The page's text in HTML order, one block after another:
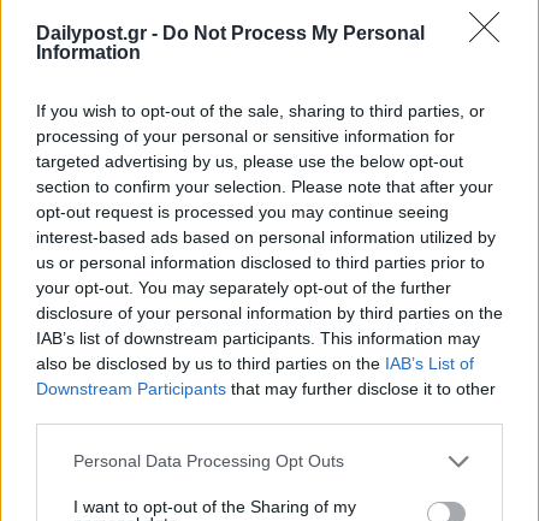
Dailypost.gr - Do Not Process My Personal
Information
If you wish to opt-out of the sale, sharing to third parties, or
processing of your personal or sensitive information for
targeted advertising by us, please use the below opt-out
section to confirm your selection. Please note that after your
opt-out request is processed you may continue seeing
interest-based ads based on personal information utilized by
us or personal information disclosed to third parties prior to
your opt-out. You may separately opt-out of the further
disclosure of your personal information by third parties on the
IAB’s list of downstream participants. This information may
also be disclosed by us to third parties on the IAB’s List of
Downstream Participants that may further disclose it to other
Personal Data Processing Opt Outs
I want to opt-out of the Sharing of my